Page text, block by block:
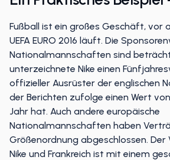
Fußball ist ein großes Geschäft, vor
UEFA EURO 2016 läuft. Die
Nationalmannschaften sind
unterzeichnete Nike einen
offizieller Ausrüster der englischen
der Berichten zufolge einen Wert von
Jahr hat. Auch andere europäische
Nationalmannschaften haben
Größenordnung abgeschlossen. Der
Nike und Frankreich ist mit einem